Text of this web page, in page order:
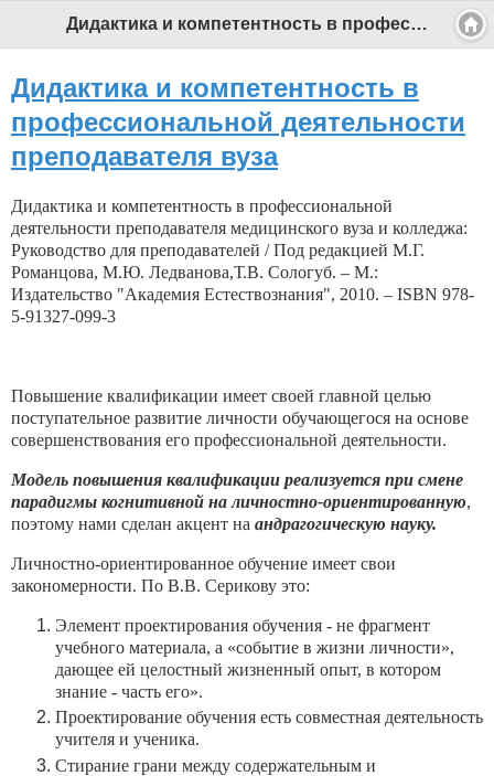
Дидактика и компетентность в профессиональной деятельности преподавателя вуза - Профессиональный педагог
Дидактика и компетентность в
профессиональной деятельности
преподавателя вуза
Дидактика и компетентность в профессиональной
деятельности преподавателя медицинского вуза и колледжа:
Руководство для преподавателей / Под редакцией М.Г.
Романцова, М.Ю. Ледванова,Т.В. Сологуб. – М.:
Издательство "Академия Естествознания", 2010. – ISBN 978-
5-91327-099-3
Повышение квалификации имеет своей главной целью
поступательное развитие личности обучающегося на основе
совершенствования его профессиональной деятельности.
Модель повышения квалификации реализуется при смене
парадигмы когнитивной на личностно-ориентированную,
поэтому нами сделан акцент на андрагогическую науку.
Личностно-ориентированное обучение имеет свои
закономерности. По В.В. Серикову это:
Элемент проектирования обучения - не фрагмент
учебного материала, а «событие в жизни личности»,
дающее ей целостный жизненный опыт, в котором
знание - часть его».
Проектирование обучения есть совместная деятельность
учителя и ученика.
Стирание грани между содержательным и